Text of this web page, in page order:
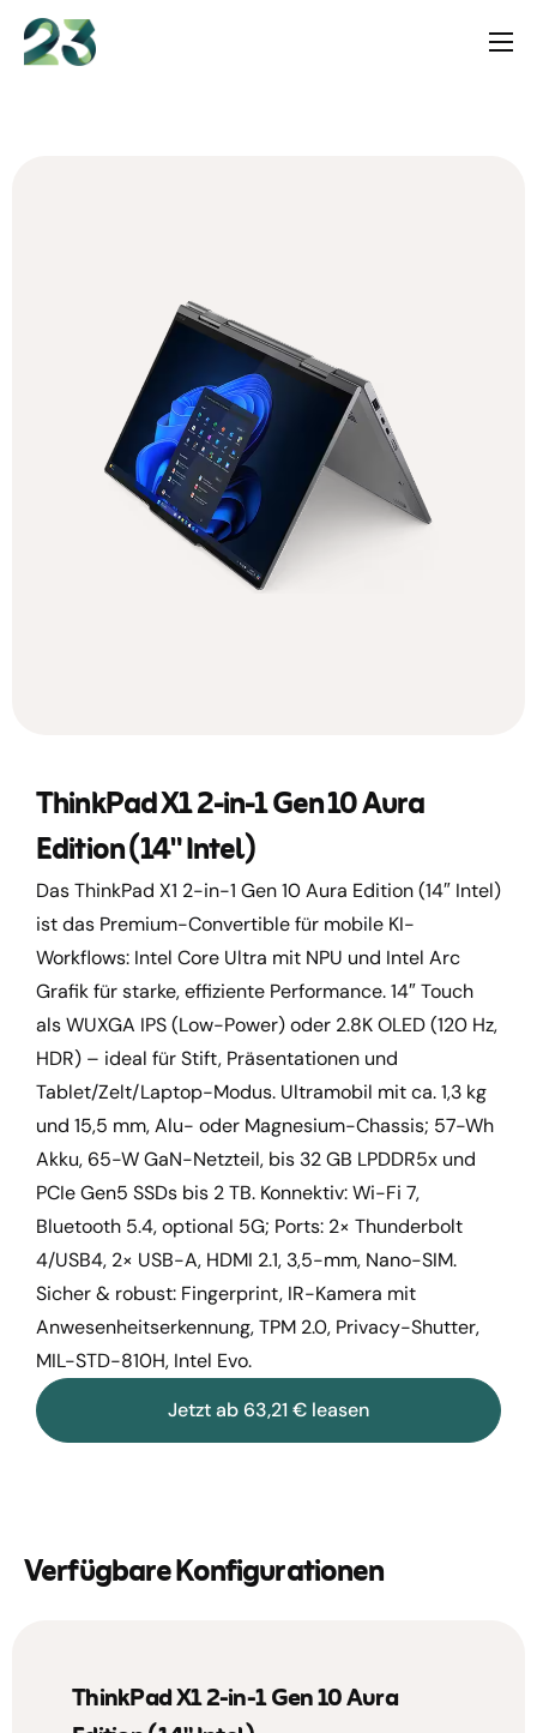
content
ThinkPad X1 2-in-1 Gen 10 Aura
Edition (14" Intel)
Das ThinkPad X1 2-in-1 Gen 10 Aura Edition (14″ Intel)
ist das Premium-Convertible für mobile KI-
Workflows: Intel Core Ultra mit NPU und Intel Arc
Grafik für starke, effiziente Performance. 14″ Touch
als WUXGA IPS (Low-Power) oder 2.8K OLED (120 Hz,
HDR) – ideal für Stift, Präsentationen und
Tablet/Zelt/Laptop-Modus. Ultramobil mit ca. 1,3 kg
und 15,5 mm, Alu- oder Magnesium-Chassis; 57-Wh
Akku, 65-W GaN-Netzteil, bis 32 GB LPDDR5x und
PCIe Gen5 SSDs bis 2 TB. Konnektiv: Wi-Fi 7,
Bluetooth 5.4, optional 5G; Ports: 2× Thunderbolt
4/USB4, 2× USB-A, HDMI 2.1, 3,5-mm, Nano-SIM.
Sicher & robust: Fingerprint, IR-Kamera mit
Anwesenheitserkennung, TPM 2.0, Privacy-Shutter,
MIL-STD-810H, Intel Evo.
Jetzt ab 63,21 € leasen
Verfügbare Konfigurationen
ThinkPad X1 2-in-1 Gen 10 Aura